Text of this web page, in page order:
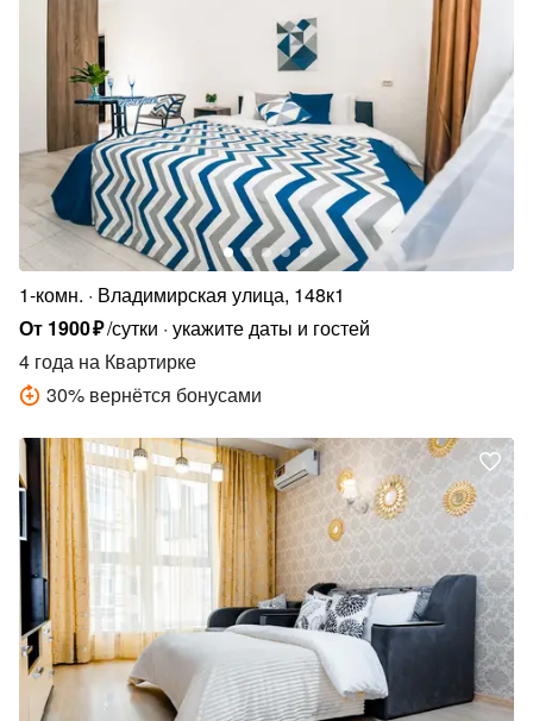
1-комн.
Владимирская улица, 148к1
От 1900₽/сутки укажите даты и гостей
4 года на Квартирке
30% вернётся бонусами